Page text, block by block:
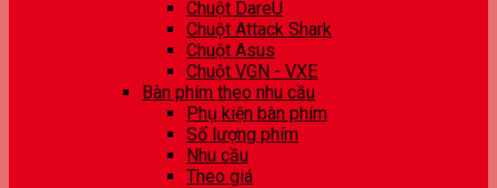
Chuột DareU
Chuột Attack Shark
Chuột Asus
Chuột VGN - VXE
Bàn phím theo nhu cầu
Phụ kiện bàn phím
Số lượng phím
Nhu cầu
Theo giá